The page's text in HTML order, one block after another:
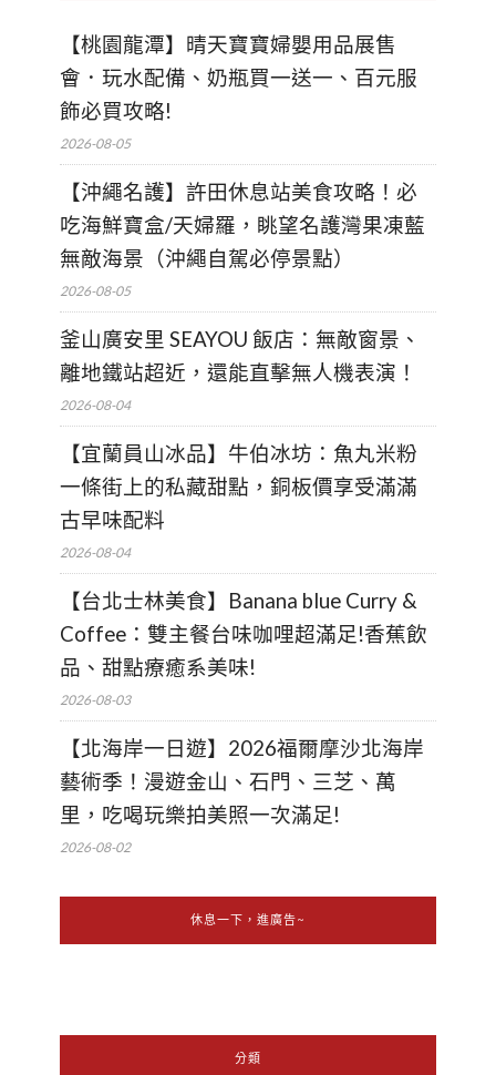
【桃園龍潭】晴天寶寶婦嬰用品展售
會．玩水配備、奶瓶買一送一、百元服
飾必買攻略!
2026-08-05
【沖繩名護】許田休息站美食攻略！必
吃海鮮寶盒/天婦羅，眺望名護灣果凍藍
無敵海景（沖繩自駕必停景點）
2026-08-05
釜山廣安里 SEAYOU 飯店：無敵窗景、
離地鐵站超近，還能直擊無人機表演！
2026-08-04
【宜蘭員山冰品】牛伯冰坊：魚丸米粉
一條街上的私藏甜點，銅板價享受滿滿
古早味配料
2026-08-04
【台北士林美食】Banana blue Curry &
Coffee：雙主餐台味咖哩超滿足!香蕉飲
品、甜點療癒系美味!
2026-08-03
【北海岸一日遊】2026福爾摩沙北海岸
藝術季！漫遊金山、石門、三芝、萬
里，吃喝玩樂拍美照一次滿足!
2026-08-02
休息一下，進廣告~
分類